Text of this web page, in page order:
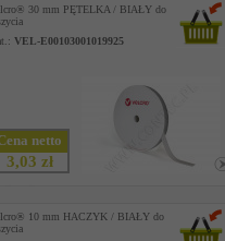
30 mm PĘTELKA / BIAŁY do
VEL-E00103001019925
netto
3,03 zł
10 mm HACZYK / BIAŁY do